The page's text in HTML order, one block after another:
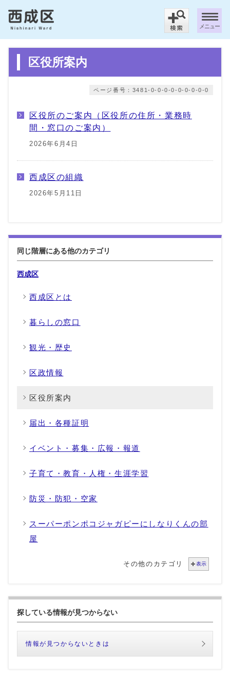
メニュー
区役所案内
ページ番号：3481-0-0-0-0-0-0-0-0-0
区役所のご案内（区役所の住所・業務時
間・窓口のご案内）
2026年6月4日
西成区の組織
2026年5月11日
同じ階層にある他のカテゴリ
西成区
西成区とは
暮らしの窓口
観光・歴史
区政情報
区役所案内
届出・各種証明
イベント・募集・広報・報道
子育て・教育・人権・生涯学習
防災・防犯・空家
スーパーポンポコジャガピーにしなりくんの部
屋
その他のカテゴリ 表示
探している情報が見つからない
情報が見つからないときは